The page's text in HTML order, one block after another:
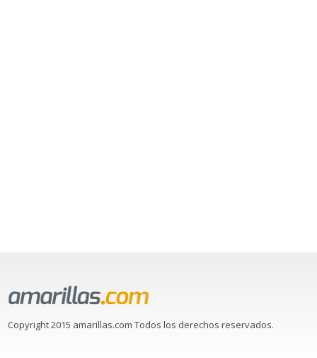
Copyright 2015 amarillas.com Todos los derechos reservados.